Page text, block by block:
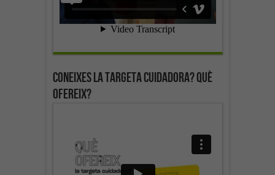
Coneixes la targeta cuidadora? Què
ofereix?